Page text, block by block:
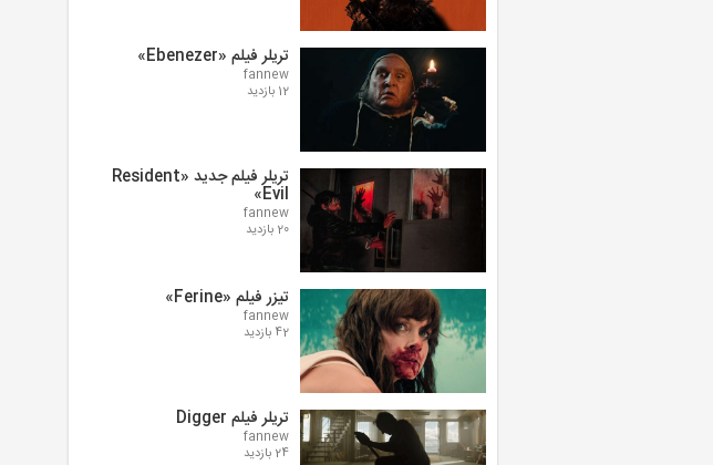
تریلر فیلم «Ebenezer»
fannew
12 بازدید
تریلر فیلم جدید «Resident
Evil»
fannew
20 بازدید
تیزر فیلم «Ferine»
fannew
42 بازدید
تریلر فیلم Digger
fannew
24 بازدید